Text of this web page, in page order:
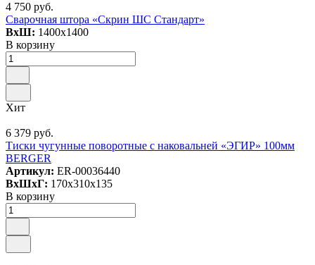
4 750 руб.
Сварочная штора «Скрин ШС Стандарт»
ВxШ: 1400x1400
В корзину
Хит
6 379 руб.
Тиски чугунные поворотные с наковальней «ЭГИР» 100мм
BERGER
Артикул: ER-00036440
ВxШxГ: 170x310x135
В корзину